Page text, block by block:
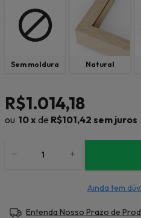
Sem moldura Natural
R$1.014,18
10x de R$101,42 sem juros
Ainda tem
Entenda Nosso Prazo de